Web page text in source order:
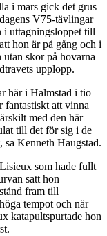
i mars gick det grus
V75-tävlingar
i uttagningsloppet till
hon är på gång och i
skor på hovarna
upplopp.
här i Halmstad i tio
fantastiskt att vinna
med den här
till det för sig i de
sa Kenneth Haugstad.
som hade fullt
satt hon
fram till
tempot och när
katapultspurtade hon